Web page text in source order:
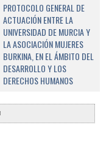
PROTOCOLO GENERAL DE
ACTUACIÓN ENTRE LA
UNIVERSIDAD DE MURCIA Y
LA ASOCIACIÓN MUJERES
BURKINA, EN EL ÁMBITO DEL
DESARROLLO Y LOS
DERECHOS HUMANOS